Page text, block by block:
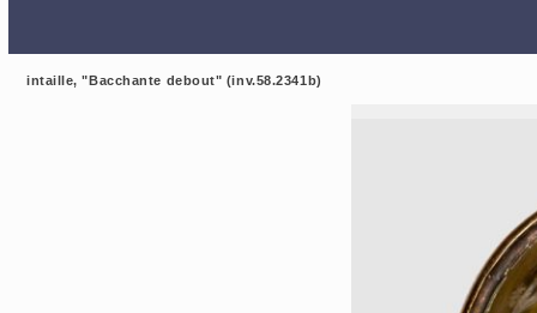
intaille, "Bacchante debout" (inv.58.2341b)